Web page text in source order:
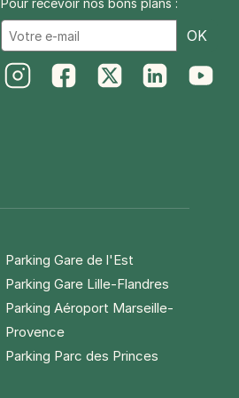
Pour recevoir nos bons plans :
OK
Parking Gare de l'Est
Parking Gare Lille-Flandres
Parking Aéroport Marseille-
Provence
Parking Parc des Princes